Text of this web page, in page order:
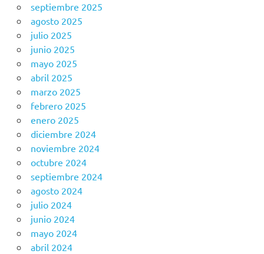
septiembre 2025
agosto 2025
julio 2025
junio 2025
mayo 2025
abril 2025
marzo 2025
febrero 2025
enero 2025
diciembre 2024
noviembre 2024
octubre 2024
septiembre 2024
agosto 2024
julio 2024
junio 2024
mayo 2024
abril 2024